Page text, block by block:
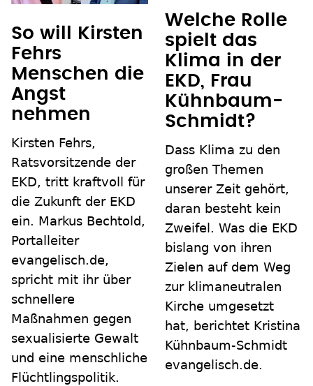
So will Kirsten
Fehrs
Menschen die
Angst
nehmen
Kirsten Fehrs,
Ratsvorsitzende der
EKD, tritt kraftvoll für
die Zukunft der EKD
ein. Markus Bechtold,
Portalleiter
evangelisch.de,
spricht mit ihr über
schnellere
Maßnahmen gegen
sexualisierte Gewalt
und eine menschliche
Flüchtlingspolitik.
Welche Rolle
spielt das
Klima in der
EKD, Frau
Kühnbaum-
Schmidt?
Dass Klima zu den
großen Themen
unserer Zeit gehört,
daran besteht kein
Zweifel. Was die EKD
bislang von ihren
Zielen auf dem Weg
zur klimaneutralen
Kirche umgesetzt
hat, berichtet Kristina
Kühnbaum-Schmidt
evangelisch.de.